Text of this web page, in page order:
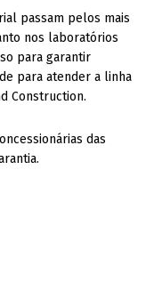
passam pelos mais
nos laboratórios
para garantir
para atender a linha
Construction.
das